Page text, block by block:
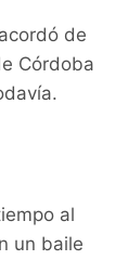
de
Córdoba
al
un baile